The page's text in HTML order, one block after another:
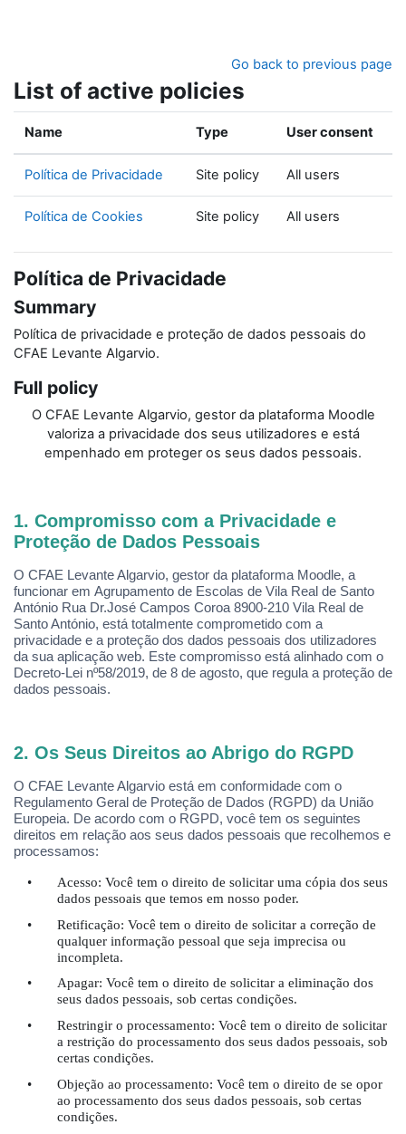
Go back to previous page
List of active policies
Name Type User consent
Política de Privacidade Site policy All users
Política de Cookies Site policy All users
Política de Privacidade
Summary
Política de privacidade e proteção de dados pessoais do
CFAE Levante Algarvio.
Full policy
O CFAE Levante Algarvio, gestor daplataforma Moodle
valoriza a privacidade dos seus utilizadores e está
empenhado em proteger os seus dados pessoais.
1. Compromisso com a Privacidade e
Proteção de Dados Pessoais
O CFAE Levante Algarvio, gestor da plataforma Moodle, a
funcionar em Agrupamento de Escolas de Vila Real de Santo
António Rua Dr.José Campos Coroa 8900-210 Vila Real de
Santo António, está totalmente comprometido com a
privacidade e a proteção dos dados pessoais dos utilizadores
da sua aplicação web. Este compromisso está alinhado com o
Decreto-Lei nº58/2019, de 8 de agosto, que regula a proteção de
dados pessoais.
2. Os Seus Direitos ao Abrigo do RGPD
O CFAE Levante Algarvio está em conformidade com o
Regulamento Geral de Proteção de Dados (RGPD) da União
Europeia. De acordo com o RGPD, você tem os seguintes
direitos em relação aos seus dados pessoais que recolhemos e
processamos:
• Acesso: Você tem o direito de solicitar uma cópia dos seus
dados pessoais que temos em nosso poder.
•
Retificação: Você tem o direito de solicitar a correção de
qualquer informação pessoal que seja imprecisa ou
incompleta.
•
Apagar: Você tem o direito de solicitar a eliminação dos
seus dados pessoais, sob certas condições.
•
Restringir o processamento: Você tem o direito de solicitar
a restrição do processamento dos seus dados pessoais, sob
certas condições.
•
Objeção ao processamento: Você tem o direito de se opor
ao processamento dos seus dados pessoais, sob certas
condições.